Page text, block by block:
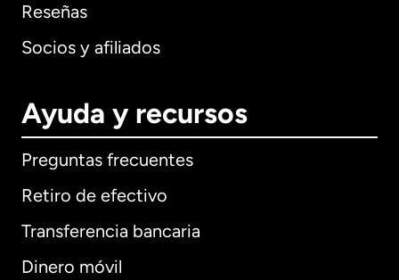
Reseñas
Socios y afiliados
Ayuda y recursos
Preguntas frecuentes
Retiro de efectivo
Transferencia bancaria
Dinero móvil